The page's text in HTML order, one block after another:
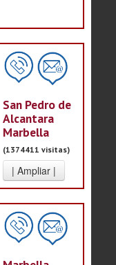
San Pedro de
Alcantara
Marbella
(1374411 visitas)